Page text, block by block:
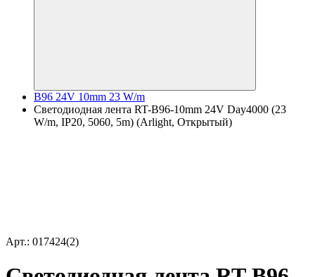
B96 24V 10mm 23 W/m
Светодиодная лента RT-B96-10mm 24V Day4000 (23
W/m, IP20, 5060, 5m) (Arlight, Открытый)
Арт.: 017424(2)